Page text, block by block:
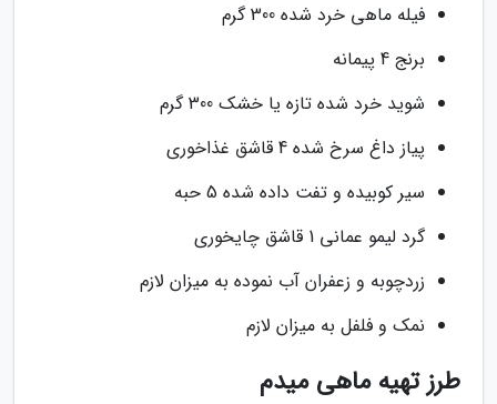
فیله ماهی خرد شده 300 گرم
برنج 4 پیمانه
شوید خرد شده تازه یا خشک 300 گرم
پیاز داغ سرخ شده 4 قاشق غذاخوری
سیر کوبیده و تفت داده شده 5 حبه
گرد لیمو عمانی 1 قاشق چایخوری
زردچوبه و زعفران آب نموده به میزان لازم
نمک و فلفل به میزان لازم
طرز تهیه ماهی میدم